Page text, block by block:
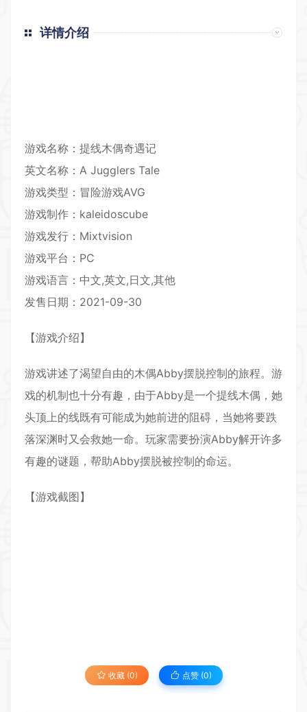
详情介绍
游戏名称：提线木偶奇遇记
英文名称：A Jugglers Tale
游戏类型：冒险游戏AVG
游戏制作：kaleidoscube
游戏发行：Mixtvision
游戏平台：PC
游戏语言：中文,英文,日文,其他
发售日期：2021-09-30
【游戏介绍】
游戏讲述了渴望自由的木偶Abby摆脱控制的旅程。游
戏的机制也十分有趣，由于Abby是一个提线木偶，她
头顶上的线既有可能成为她前进的阻碍，当她将要跌
落深渊时又会救她一命。玩家需要扮演Abby解开许多
有趣的谜题，帮助Abby摆脱被控制的命运。
【游戏截图】
收藏 (0) 点赞 (0)